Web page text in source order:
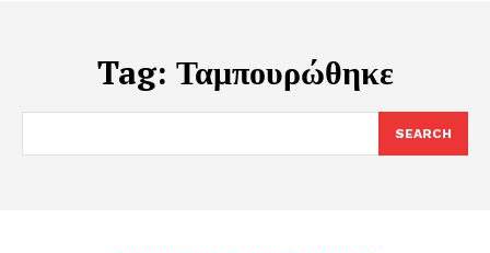
Tag: Ταμπουρώθηκε
SEARCH